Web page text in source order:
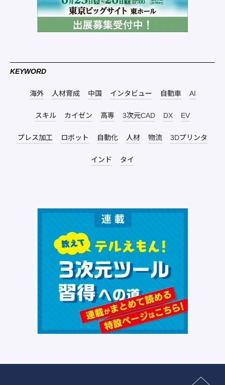
KEYWORD
海外 人材育成 中国 インタビュー 自動車 AI
スキル カイゼン 高専 3次元CAD DX EV
プレス加工 ロボット 自動化 人材 物流 3Dプリンタ
インド タイ